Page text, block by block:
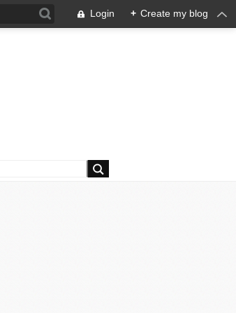
Login + Create my blog